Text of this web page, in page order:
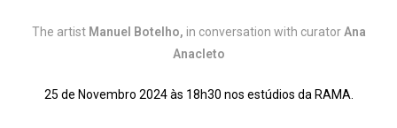
The artist Manuel Botelho, in conversation with curatorAna
Anacleto
25 de Novembro 2024 às 18h30 nos estúdios da RAMA.